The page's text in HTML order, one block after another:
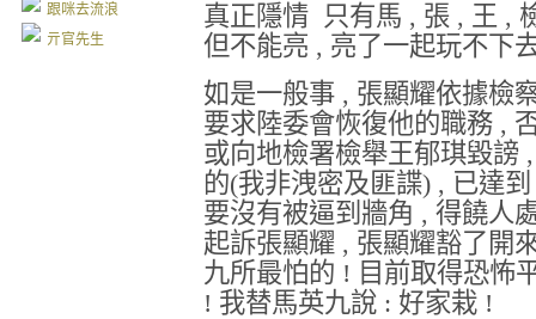
跟咪去流浪
亓官先生
真正隱情 只有馬 , 張 , 王 ,
但不能亮 , 亮了一起玩不下
如是一般事 , 張顯耀依據檢
要求陸委會恢復他的職務 ,
或向地檢署檢舉王郁琪毀謗
的(我非洩密及匪諜) , 已達
要沒有被逼到牆角 , 得饒人
起訴張顯耀 , 張顯耀豁了開
九所最怕的 ! 目前取得恐怖
! 我替馬英九說 : 好家栽 !